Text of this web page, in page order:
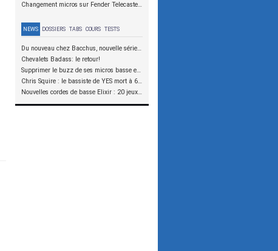
Changement micros sur Fender Telecaster Basse
NEWS DOSSIERS TABS COURS TESTS
Du nouveau chez Bacchus, nouvelle série SCD
Chevalets Badass: le retour!
Supprimer le buzz de ses micros basse en reliant les aimants à la masse
Chris Squire : le bassiste de YES mort à 67 ans
Nouvelles cordes de basse Elixir : 20 jeux à tester !